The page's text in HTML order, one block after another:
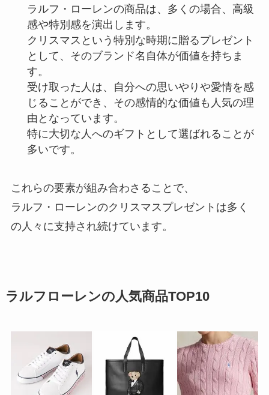
ラルフ・ローレンの商品は、多くの場合、高級
感や特別感を演出します。
クリスマスという特別な時期に贈るプレゼント
として、そのブランド名自体が価値を持ちま
す。
受け取った人は、自分への思いやりや愛情を感
じることができ、その感情的な価値も人気の理
由となっています。
特に大切な人へのギフトとして選ばれることが
多いです。
これらの要素が組み合わさることで、
ラルフ・ローレンのクリスマスプレゼントは多く
の人々に支持され続けています。
ラルフローレンの人気商品TOP10